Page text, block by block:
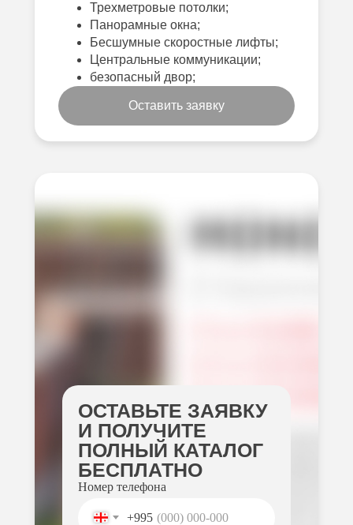
Трехметровые потолки;
Панорамные окна;
Бесшумные скоростные лифты;
Центральные коммуникации;
безопасный двор;
Оставить заявку
ОСТАВЬТЕ ЗАЯВКУ
И ПОЛУЧИТЕ
ПОЛНЫЙ КАТАЛОГ
БЕСПЛАТНО
Номер телефона
+995